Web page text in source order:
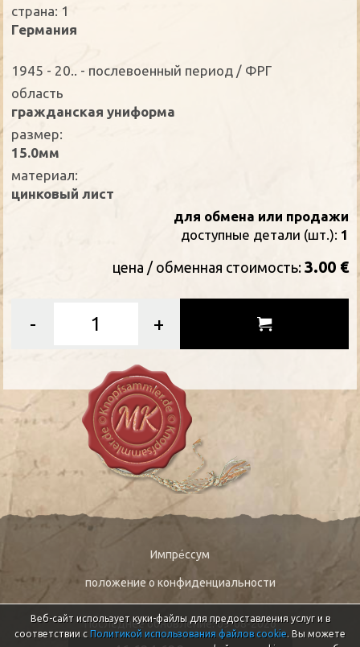
страна: 1
Германия
1945 - 20.. - послевоенный период / ФРГ
oбласть
гражданская униформа
размер:
15.0мм
материал:
цинковый лист
для обмена или продажи
доступные детали (шт.): 1
цена / oбменная стоимость: 3.00 €
- +
Импре́ссум
положение о конфиденциальности
Последнее обновление: 09-08-2026
Веб-сайт использует куки-файлы для предоставления услуг и в
соответствии с Политикой использования файлов cookie. Вы можете